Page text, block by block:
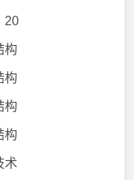
20
构
构
构
构
术